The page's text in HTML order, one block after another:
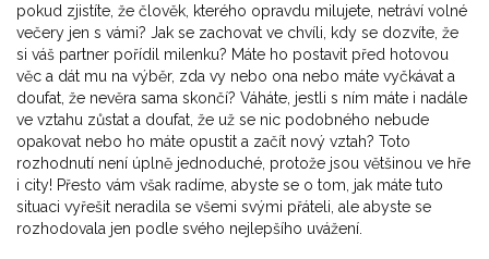
pokud zjistíte, že člověk, kterého opravdu milujete, netráví volné
večery jen s vámi? Jak se zachovat ve chvíli, kdy se dozvíte, že
si váš partner pořídil milenku? Máte ho postavit před hotovou
věc a dát mu na výběr, zda vy nebo ona nebo máte vyčkávat a
doufat, že nevěra sama skončí? Váháte, jestli s ním máte i nadále
ve vztahu zůstat a doufat, že už se nic podobného nebude
opakovat nebo ho máte opustit a začít nový vztah? Toto
rozhodnutí není úplně jednoduché, protože jsou většinou ve hře
i city! Přesto vám však radíme, abyste se o tom, jak máte tuto
situaci vyřešit neradila se všemi svými přáteli, ale abyste se
rozhodovala jen podle svého nejlepšího uvážení.